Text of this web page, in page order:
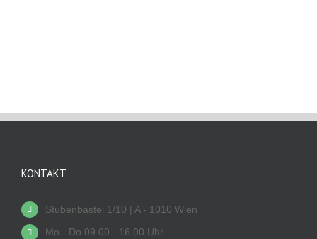
KONTAKT
Stubenbastei 1/10 | A - 1010 Wien
Mo - Do 09.00 - 16.00 Uhr